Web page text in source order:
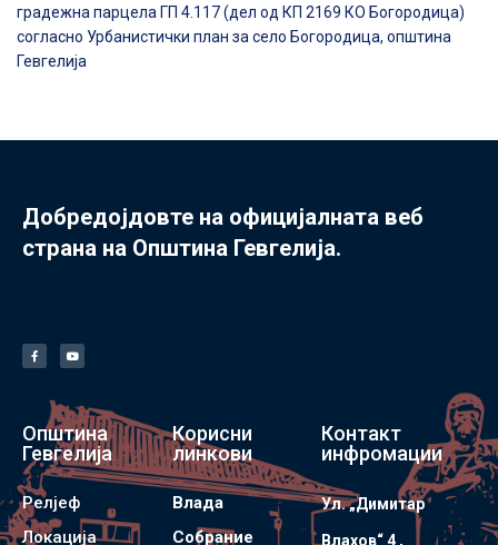
градежна парцела ГП 4.117 (дел од КП 2169 КО Богородица)
согласно Урбанистички план за село Богородица, општина
Гевгелија
Добредојдовте на официјалната веб
страна на Општина Гевгелија.
Општина
Гевгелија
Релјеф
Локација
Корисни
линкови
Влада
Собрание
Контакт
инфромации
Ул. „Димитар
Влахов“ 4 ,